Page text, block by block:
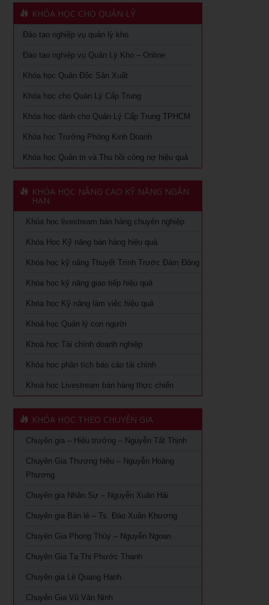
Văn hóa lấy khách hàng làm trung tâm: từ chiến lược đến
hành động
Chuyên khảo Nói chuyện làm ăn dưới góc nhìn phong
Khóa học livestream bán hàng chuyên nghiệp
Cách đăng bán hàng trên Facebook hiệu quả
Khóa học Digital Marketing dành cho CMO
Khoá học Kinh Doanh online chuyên nghiệp
Khóa học Quản trị và Thu hồi công nợ hiệu quả
Khoá học Nhân tướng học nâng cao trong quản trị nhân
Khoá học Xem chỉ tay biết người
Khoá học quản lý con người
Khoá học Quản Trị Trải Nghiệm Khách Hàng
Khoá học Livestream bán hàng chuyên nghiệp từ A – Z
phẩm
Khoá học quản lý kho tại TPHCM
Học cách kiểm soát tài chính doanh nghiệp tại tphcm
Học phong thủy ứng dụng tại TPHCM
Chiến lược nguồn nhân lực trong thời kỳ 4.0
Kỹ Năng Lãnh Đạo Cao Cấp
khóa học kaizen 5s – hiểu đúng và làm đúng
Khóa học Quản trị mua hàng
Tuyển dụng, giữ và sa thải nhân viên
Khóa Học đào tạo giảng viên nội bộ tại TPHCM
Khóa Học Quản Đốc Sản Xuất Tại TPHCM
Khóa Học Phong Thủy Chuyên Sâu Tại TPHCM
Khóa học phong thủy cho doanh nhân tại TPHCM
Khóa Học Giám Đốc Toàn Diện tại TPHCM
Khóa Học CEO – Giám Đốc Điều Hành tại TPHCM
Khóa Học Giám Đốc Tài Chính tại TPHCM
Khóa học Giám Đốc Nhân Sự tại TPHCM
Khoá Học Giám Đốc Kinh Doanh tại TPHCM
KHÓA HỌC CHO QUẢN LÝ
Đào tạo nghiệp vụ quản lý kho
Đào tạo nghiệp vụ Quản Lý Kho – Online
Khóa học Quản Đốc Sản Xuất
Khóa học cho Quản Lý Cấp Trung
Khóa học dành cho Quản Lý Cấp Trung TPHCM
Khóa học Trưởng Phòng Kinh Doanh
Khóa học Quản trị và Thu hồi công nợ hiệu quả
KHÓA HỌC NÂNG CAO KỸ NĂNG NGẮN
HẠN
Khóa học livestream bán hàng chuyên nghiệp
Khóa Học Kỹ năng bán hàng hiệu quả
Khóa học kỹ năng Thuyết Trình Trước Đám Đông
Khóa học kỹ năng giao tiếp hiệu quả
Khóa học Kỹ năng làm việc hiệu quả
Khoá học Quản lý con người
Khoá học Tài chính doanh nghiệp
Khóa học phân tích báo cáo tài chính
Khoá học Livestream bán hàng thực chiến
KHÓA HỌC THEO CHUYÊN GIA
Chuyên gia – Hiệu trưởng – Nguyễn Tất Thịnh
Chuyên Gia Thương hiệu – Nguyễn Hoàng
Phương
Chuyên gia Nhân Sự – Nguyễn Xuân Hải
Chuyên gia Bán lẻ – Ts. Đào Xuân Khương
Chuyên Gia Phong Thủy – Nguyễn Ngoan
Chuyên Gia Tạ Thị Phước Thạnh
Chuyên gia Lê Quang Hạnh
Chuyên Gia Vũ Văn Ninh